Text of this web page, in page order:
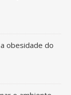
obesidade do